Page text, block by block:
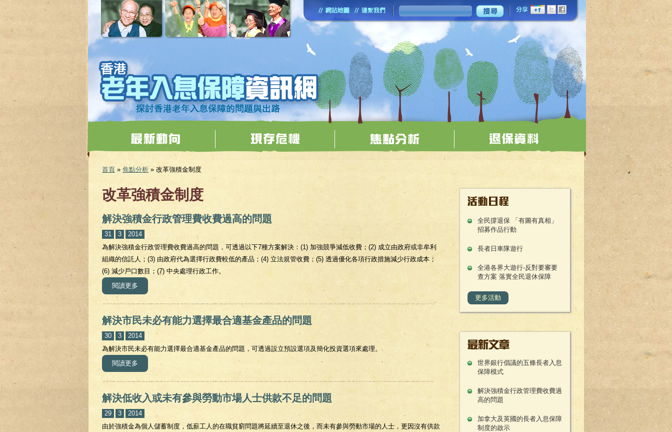
您在這裡
首頁 » 焦點分析 » 改革強積金制度
改革強積金制度
解決強積金行政管理費收費過高的問題
31 3
2014
為解決強積金行政管理費收費過高的問題，可透過以下7種方案解決：(1) 加強競爭減低收費；(2) 成立由政府或非牟利
組織的信託人；(3) 由政府代為選擇行政費較低的產品；(4) 立法規管收費；(5) 透過優化各項行政措施減少行政成本；
(6) 減少戶口數目；(7) 中央處理行政工作。
閱讀更多
解決市民未必有能力選擇最合適基金產品的問題
30 3
2014
為解決市民未必有能力選擇最合適基金產品的問題，可透過設立預設選項及簡化投資選項來處理。
閱讀更多 關於解決市民未必有能力選擇最合適基金產品的問題
解決低收入或未有參與勞動市場人士供款不足的問題
29 3
2014
由於強積金為個人儲蓄制度，低薪工人的在職貧窮問題將延續至退休之後，而未有參與勞動市場的人士，更因沒有供款
全民撐退保 「有圖有真相」
招募作品行動
長者日車隊遊行
全港各界大遊行-反對要審要
查方案 落實全民退休保障
更多活動
世界銀行倡議的五條長者入息
保障模式
解決強積金行政管理費收費過
高的問題
加拿大及英國的長者入息保障
制度的啟示